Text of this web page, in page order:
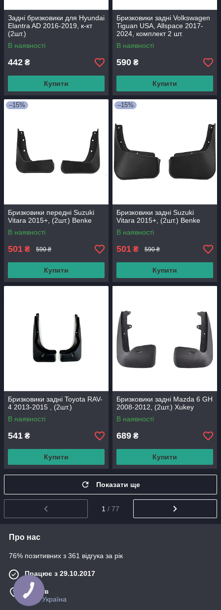
Задні бризковики для Hyundai
Elantra AD 2016-2019, к-кт
(2шт.)
В наявності
442 ₴
Купити
Бризковики задні Volkswagen
Tiguan USA, Allspace 2017-
2024, комплект 2 шт.
В наявності
590 ₴
Купити
–15%
Бризковики передні Suzuki
Vitara 2015+, (2шт.) Benke
В наявності
501 ₴ 590 ₴
Купити
–15%
Бризковики задні Suzuki
Vitara 2015+, (2шт.) Benke
В наявності
501 ₴ 590 ₴
Купити
Бризковики задні Toyota RAV-
4 2013-2015 , (2шт.)
В наявності
541 ₴
Купити
Бризковики задні Mazda 6 GH
2008-2012, (2шт.) Xukey
В наявності
689 ₴
Купити
Показати ще
1 / 77
Про нас
76% позитивних з 361 відгука за рік
Працює з 29.10.2017
м. Київ
Київ, Україна